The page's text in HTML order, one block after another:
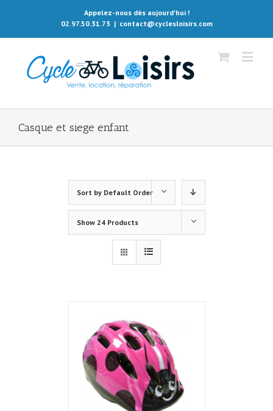
Appelez-nous dès aujourd'hui !
02.97.50.31.73 | contact@cyclesloisirs.com
Casque et siege enfant
Sort by Default Order
Show 24 Products